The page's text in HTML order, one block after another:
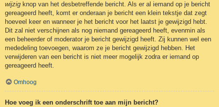
wijzig knop van het desbetreffende bericht. Als er al iemand op je bericht
gereageerd heeft, komt er onderaan je bericht een klein tekstje dat zegt
hoeveel keer en wanneer je het bericht voor het laatst je gewijzigd hebt.
Dit zal niet verschijnen als nog niemand gereageerd heeft, evenmin als
een beheerder of moderator je bericht gewijzigd heeft. Zij kunnen wel een
mededeling toevoegen, waarom ze je bericht gewijzigd hebben. Het
verwijderen van een bericht is niet meer mogelijk zodra er iemand op
gereageerd heeft.
Omhoog
Hoe voeg ik een onderschrift toe aan mijn bericht?